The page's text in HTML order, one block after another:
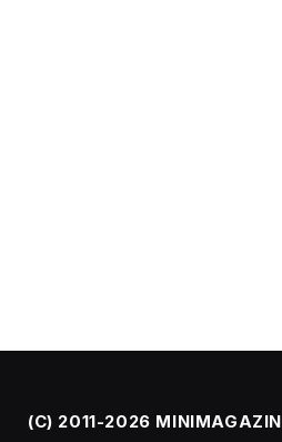
(C) 2011-2026 MINIMAGAZIN